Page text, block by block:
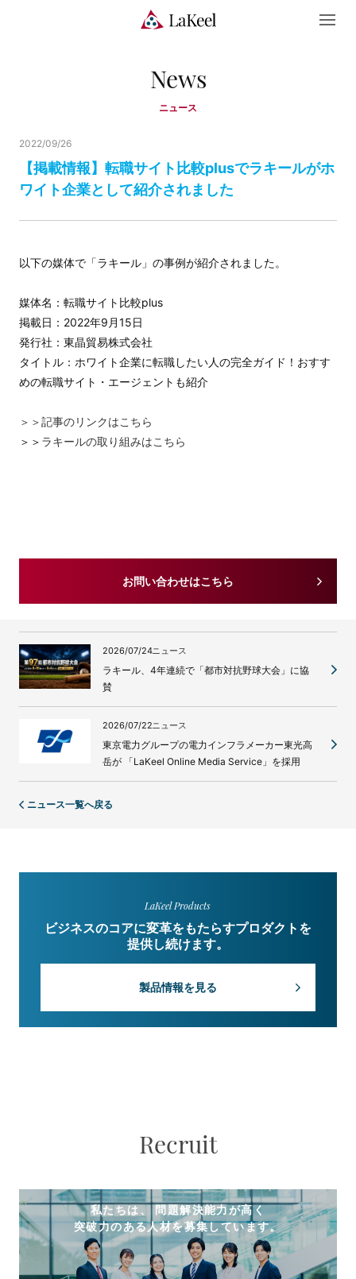
News
ニュース
【掲載情報】転職サイト比較plusでラキールがホ
ワイト企業として紹介されました
2022/09/26
以下の媒体で「ラキール」の事例が紹介されました。
媒体名：転職サイト比較plus
掲載日：2022年9月15日
発行社：東晶貿易株式会社
タイトル：ホワイト企業に転職したい人の完全ガイド！おすす
めの転職サイト・エージェントも紹介
＞＞記事のリンクはこちら
＞＞ ラキールの取り組みはこちら
お問い合わせはこちら
2026/07/24ニュース
ラキール、4年連続で「都市対抗野球大会」に協
賛
2026/07/22ニュース
東京電力グループの電力インフラメーカー東光高
岳が 「LaKeel Online Media Service」を採用
ニュース一覧へ戻る
LaKeel Products
ビジネスのコアに変革をもたらすプロダクトを
提供し続けます。
製品情報を見る
Recruit
私たちは、 問題解決能力が高く
突破力のある人材を募集しています。